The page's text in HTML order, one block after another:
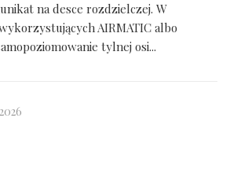
na desce rozdzielczej. W
AIRMATIC albo
tylnej osi...